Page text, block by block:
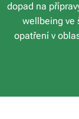
dopad na
wellbeing ve
opatření v